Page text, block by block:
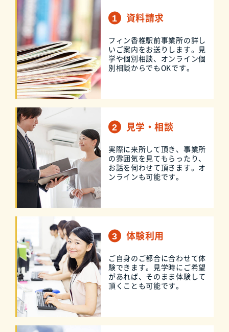
資料請求
フィン香椎駅前事業所の詳し
いご案内をお送りします。見
学や個別相談、オンライン個
別相談からでもOKです。
見学・相談
実際に来所して頂き、事業所
の雰囲気を見てもらったり、
お話を伺わせて頂きます。オ
ンラインも可能です。
体験利用
ご自身のご都合に合わせて体
験できます。見学時にご希望
があれば、そのまま体験して
頂くことも可能です。